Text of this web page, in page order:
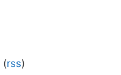
(rss)